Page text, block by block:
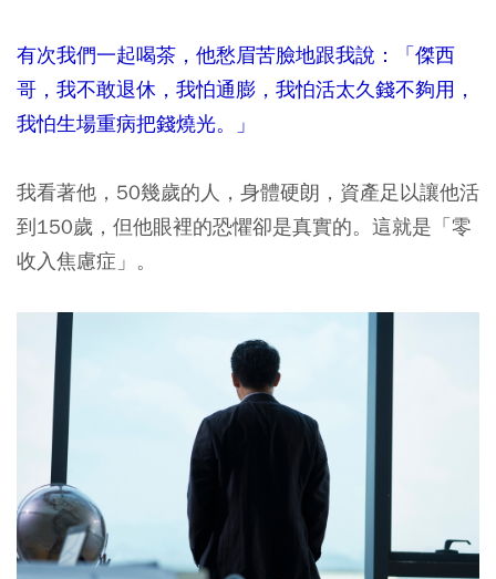
有次我們一起喝茶，他愁眉苦臉地跟我說：「傑西
哥，我不敢退休，我怕通膨，我怕活太久錢不夠用，
我怕生場重病把錢燒光。」
我看著他，50幾歲的人，身體硬朗，資產足以讓他活
到150歲，但他眼裡的恐懼卻是真實的。這就是「零
收入焦慮症」。